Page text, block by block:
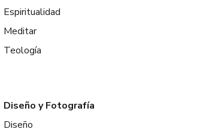
Espiritualidad
Meditar
Teología
Diseño y Fotografía
Diseño